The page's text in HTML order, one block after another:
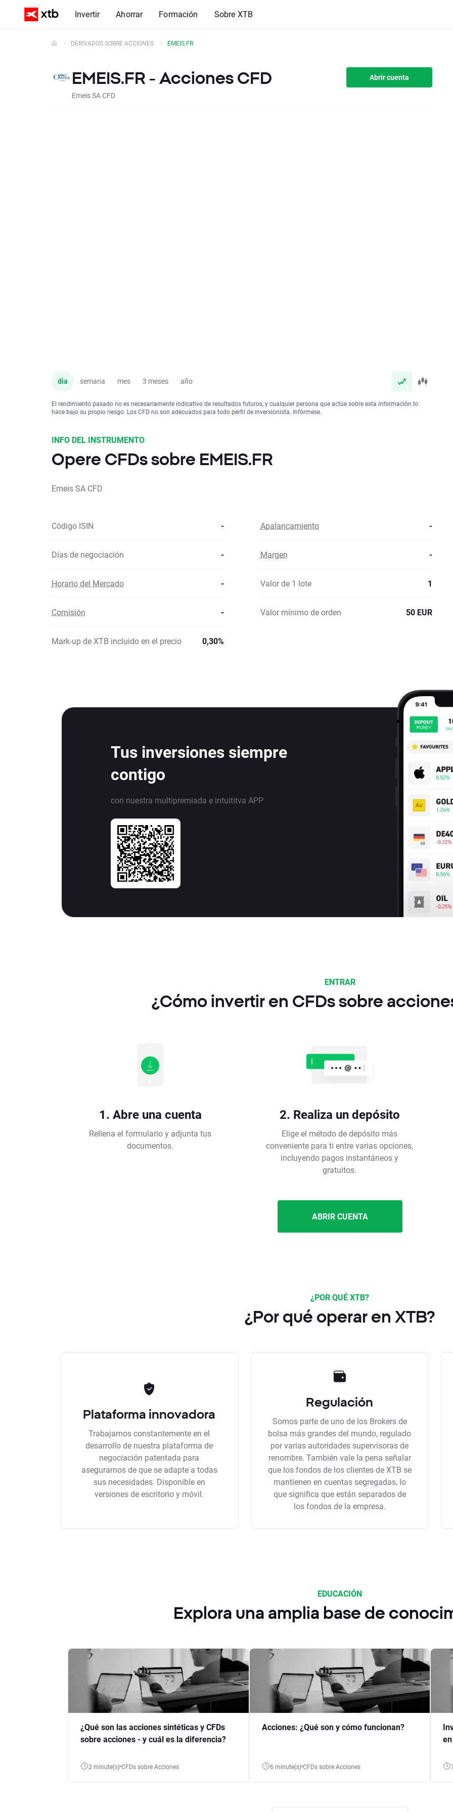
Invertir Ahorrar Formación Sobre XTB
DERIVADOS SOBRE ACCIONES EMEIS.FR
EMEIS.FR - Acciones CFD
Emeis SA CFD
Abrir cuenta
dia semana mes 3 meses año
El rendimiento pasado no es necesariamente indicativo de resultados futuros, y cualquier persona que actúe sobre esta información lo
hace bajo su propio riesgo. Los CFD no son adecuados para todo perfil de inversionista. Infórmese.
INFO DEL INSTRUMENTO
Opere CFDs sobre EMEIS.FR
Emeis SA CFD
Código ISIN - Apalancamiento -
Días de negociación - Margen -
Horario del Mercado - Valor de 1 lote 1
Comisión - Valor mínimo de orden 50 EUR
Mark-up de XTB incluido en el precio 0,30%
Tus inversiones siempre
contigo
con nuestra multipremiada e intuititva APP
ENTRAR
¿Cómo invertir en CFDs sobre
1. Abre una cuenta
Rellena el formulario y adjunta tus
documentos.
2. Realiza un depósito
Elige el método de depósito más
conveniente para ti entre varias opciones,
incluyendo pagos instantáneos y
gratuitos.
ABRIR CUENTA
¿POR QUÉ XTB?
¿Por qué operar en XTB?
Plataforma innovadora
Trabajamos constantemente en el
desarrollo de nuestra plataforma de
negociación patentada para
asegurarnos de que se adapte a todas
sus necesidades. Disponible en
versiones de escritorio y móvil.
Regulación
Somos parte de uno de los Brokers de
bolsa más grandes del mundo, regulado
por varias autoridades supervisoras de
renombre. También vale la pena señalar
que los fondos de los clientes de XTB se
mantienen en cuentas segregadas, lo
que significa que están separados de
los fondos de la empresa.
EDUCACIÓN
Explora una amplia base de
¿Qué son las acciones sintéticas y CFDs
sobre acciones - y cuál es la diferencia?
2 minute(s) CFDs sobre Acciones
Acciones: ¿Qué son y cómo funcionan?
6 minute(s) CFDs sobre Acciones